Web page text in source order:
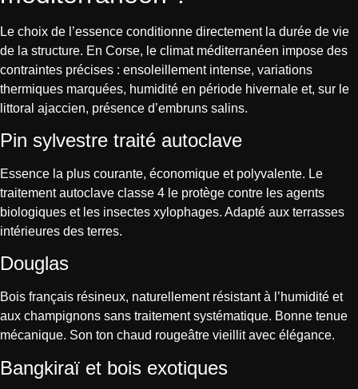
Le choix de l’essence conditionne directement la durée de vie
de la structure. En Corse, le climat méditerranéen impose des
contraintes précises : ensoleillement intense, variations
thermiques marquées, humidité en période hivernale et, sur le
littoral ajaccien, présence d’embruns salins.
Pin sylvestre traité autoclave
Essence la plus courante, économique et polyvalente. Le
traitement autoclave classe 4 le protège contre les agents
biologiques et les insectes xylophages. Adapté aux terrasses
intérieures des terres.
Douglas
Bois français résineux, naturellement résistant à l’humidité et
aux champignons sans traitement systématique. Bonne tenue
mécanique. Son ton chaud rougeâtre vieillit avec élégance.
Bangkiraï et bois exotiques